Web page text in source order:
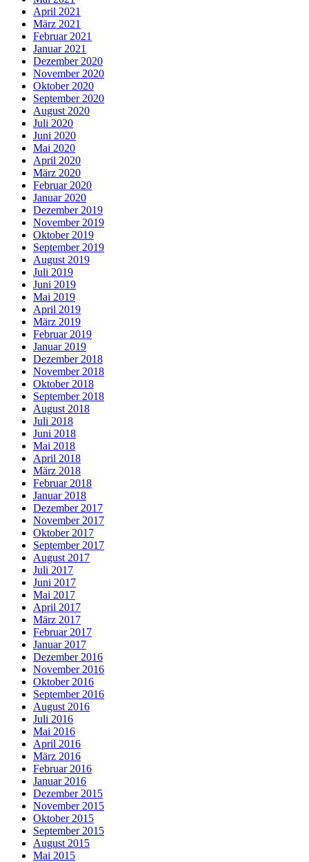
April 2021
März 2021
Februar 2021
Januar 2021
Dezember 2020
November 2020
Oktober 2020
September 2020
August 2020
Juli 2020
Juni 2020
Mai 2020
April 2020
März 2020
Februar 2020
Januar 2020
Dezember 2019
November 2019
Oktober 2019
September 2019
August 2019
Juli 2019
Juni 2019
Mai 2019
April 2019
März 2019
Februar 2019
Januar 2019
Dezember 2018
November 2018
Oktober 2018
September 2018
August 2018
Juli 2018
Juni 2018
Mai 2018
April 2018
März 2018
Februar 2018
Januar 2018
Dezember 2017
November 2017
Oktober 2017
September 2017
August 2017
Juli 2017
Juni 2017
Mai 2017
April 2017
März 2017
Februar 2017
Januar 2017
Dezember 2016
November 2016
Oktober 2016
September 2016
August 2016
Juli 2016
Mai 2016
April 2016
März 2016
Februar 2016
Januar 2016
Dezember 2015
November 2015
Oktober 2015
September 2015
August 2015
Mai 2015